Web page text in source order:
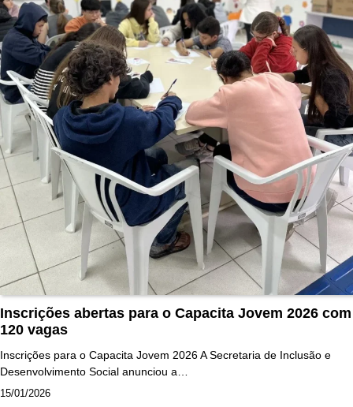
Inscrições abertas para o Capacita Jovem 2026 com
120 vagas
Inscrições para o Capacita Jovem 2026 A Secretaria de Inclusão e
Desenvolvimento Social anunciou a…
15/01/2026